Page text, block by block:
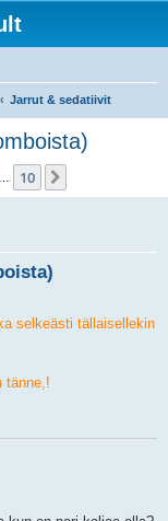
Jarrut & sedatiivit
10
selkeästi tällaisellekin
tänne,!